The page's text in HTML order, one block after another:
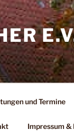
und Termine
Impressum &